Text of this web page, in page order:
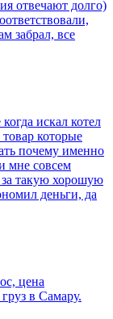
отвечают долго)
забрал, все
искал котел
которые
почему именно
мне совсем
такую хорошую
деньги, да
цена
в Самару.